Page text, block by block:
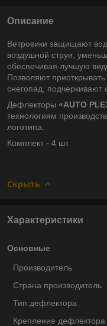
Описание
Ветровики защищают
воздушной струи,
обеспечивая лучшую
Позволяют
снегопад, подчеркивают
Дефлекторы «AUTO
технологиям
логотипа.
Комплект - 4 шт
Скрыть
Характеристики
Основные
Производитель
Страна производитель
Тип дефлектора
Крепление дефлектора